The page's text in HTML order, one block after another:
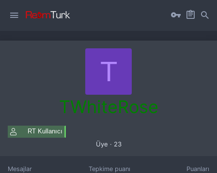
T
TWhiteRose
RT Kullanıcı
Üye · 23
Mesajlar Tepkime puanı Puanları